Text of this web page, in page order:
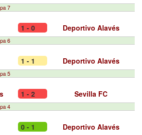
7
1 - 0 Deportivo Alavés
6
1 - 1 Deportivo Alavés
5
1 - 2 Sevilla FC
4
0 - 1 Deportivo Alavés